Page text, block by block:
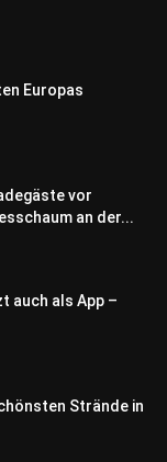
Europas
vor
an der...
auch als App –
Strände in